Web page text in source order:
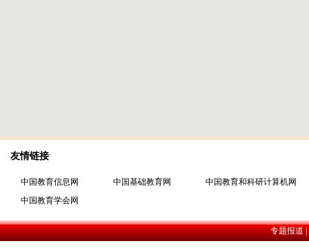
友情链接
中国教育信息网 中国基础教育网
中国教育和科研计算机网
中国教育学会网
专题报道